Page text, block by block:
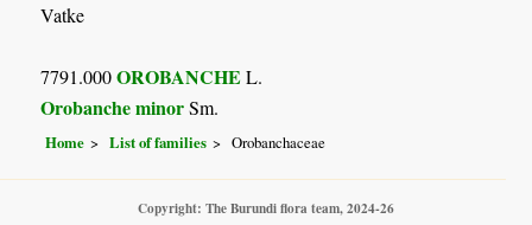
Vatke
7791.000OROBANCHE L.
Orobanche minorSm.
Home List of families Orobanchaceae
Copyright: The Burundi flora team, 2024-26